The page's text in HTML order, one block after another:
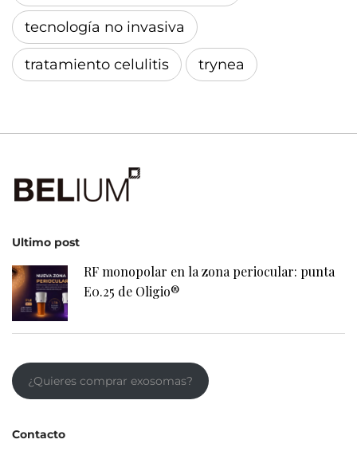
tecnología no invasiva
tratamiento celulitis trynea
Ultimo post
RF monopolar en la zona periocular: punta
E0.25 de Oligio®
¿Quieres comprar exosomas?
Contacto